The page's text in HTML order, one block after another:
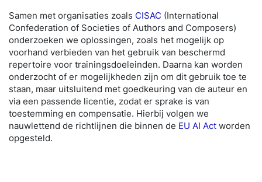
Samen met organisaties zoals CISAC (International
Confederation of Societies of Authors and Composers)
onderzoeken we oplossingen, zoals het mogelijk op
voorhand verbieden van het gebruik van beschermd
repertoire voor trainingsdoeleinden. Daarna kan worden
onderzocht of er mogelijkheden zijn om dit gebruik toe te
staan, maar uitsluitend met goedkeuring van de auteur en
via een passende licentie, zodat er sprake is van
toestemming en compensatie. Hierbij volgen we
nauwlettend de richtlijnen die binnen de EU AI Act worden
opgesteld.